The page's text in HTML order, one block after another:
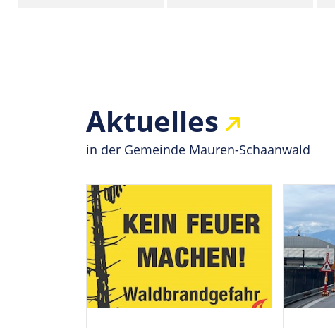
Aktuelles
in der Gemeinde Mauren-Schaanwald